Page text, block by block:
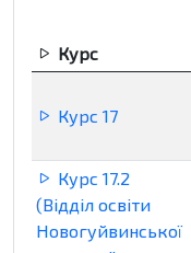
Курс
Курс 17
Курс 17.2
(Відділ освіти
Новогуйвинської